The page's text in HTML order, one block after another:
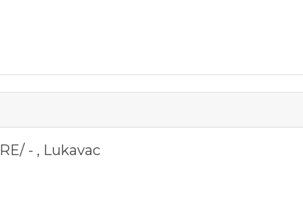
- , Lukavac